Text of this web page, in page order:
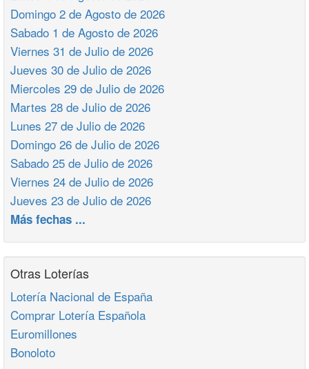
Domingo 2 de Agosto de 2026
Sabado 1 de Agosto de 2026
Viernes 31 de Julio de 2026
Jueves 30 de Julio de 2026
Miercoles 29 de Julio de 2026
Martes 28 de Julio de 2026
Lunes 27 de Julio de 2026
Domingo 26 de Julio de 2026
Sabado 25 de Julio de 2026
Viernes 24 de Julio de 2026
Jueves 23 de Julio de 2026
Más fechas ...
Otras Loterías
Lotería Nacional de España
Comprar Lotería Española
Euromillones
Bonoloto